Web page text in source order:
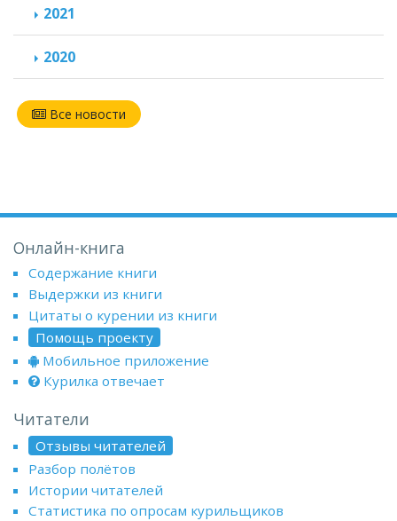
2021
2020
Все новости
Онлайн-книга
Содержание книги
Выдержки из книги
Цитаты о курении из книги
Помощь проекту
Мобильное приложение
Курилка отвечает
Читатели
Отзывы читателей
Разбор полётов
Истории читателей
Статистика по опросам курильщиков